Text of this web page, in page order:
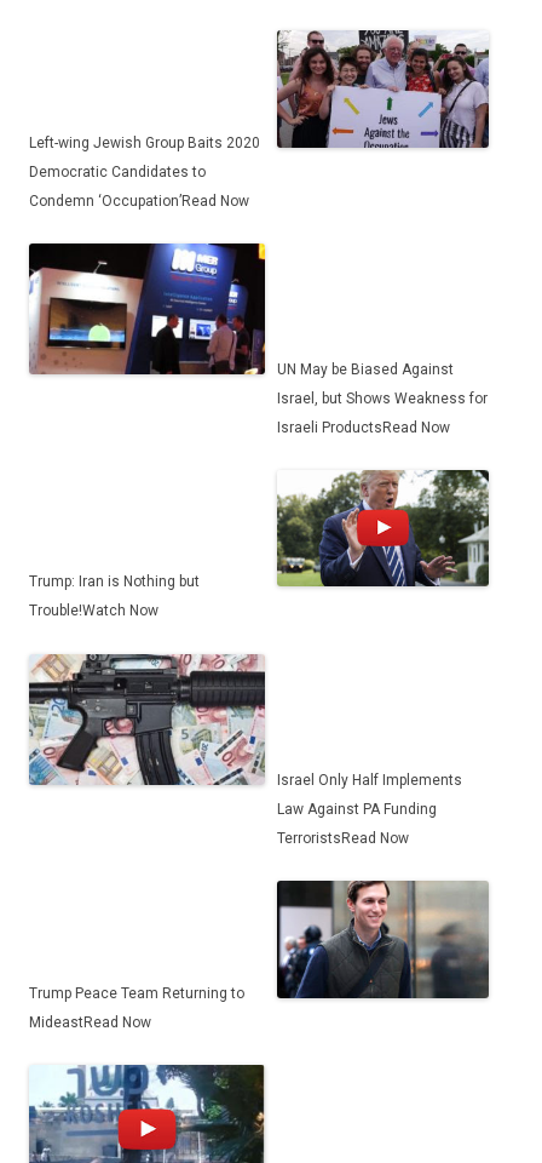
Left-wing Jewish Group Baits 2020
Democratic Candidates to
Condemn ‘Occupation’Read Now
UN May be Biased Against
Israel, but Shows Weakness for
Israeli Products Read Now
Trump: Iran is Nothing but
Trouble!Watch Now
Israel Only Half Implements
Law Against PA Funding
Terrorists Read Now
Trump Peace Team Returning to
MideastRead Now